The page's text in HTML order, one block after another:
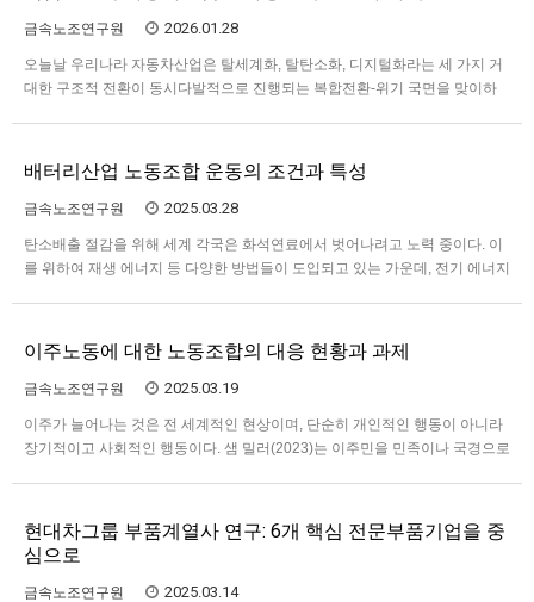
금속노조연구원 2026.01.28
오늘날 우리나라 자동차산업은 탈세계화, 탈탄소화, 디지털화라는 세 가지 거
대한 구조적 전환이 동시다발적으로 진행되는 복합전환-위기 국면을 맞이하
업구조의 근간을 뒤흔들 것으로 전망되며, 그 속에서 산업 행위자들 …
배터리산업 노동조합 운동의 조건과 특성
금속노조연구원 2025.03.28
탄소배출 절감을 위해 세계 각국은 화석연료에서 벗어나려고 노력 중이다. 이
를 위하여 재생 에너지 등 다양한 방법들이 도입되고 있는 가운데, 전기 에너지
계의 측면에서는 발전이 없는 모습을 보여주고 있다. 여전히 …
이주노동에 대한 노동조합의 대응 현황과 과제
금속노조연구원 2025.03.19
이주가 늘어나는 것은 전 세계적인 현상이며, 단순히 개인적인 행동이 아니라
장기적이고 사회적인 행동이다. 샘 밀러(2023)는 이주민을 민족이나 국경으로
충분한 기간을 경험하는 사람이다. 그 기간동안 이주민은 새…
현대차그룹 부품계열사 연구: 6개 핵심 전문부품기업을 중
심으로
금속노조연구원 2025.03.14